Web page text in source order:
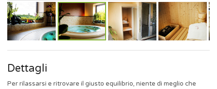
Dettagli
Per rilassarsi e ritrovare il giusto equilibrio, niente di meglio che